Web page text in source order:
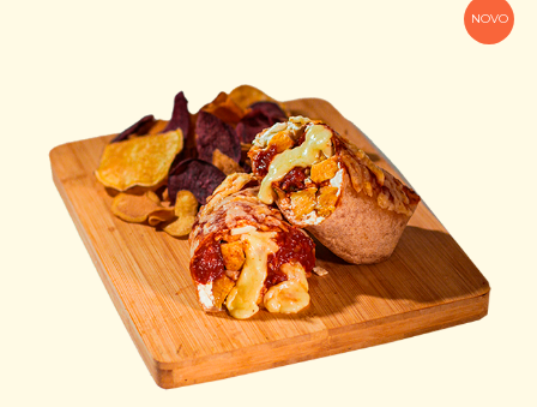
NOVO